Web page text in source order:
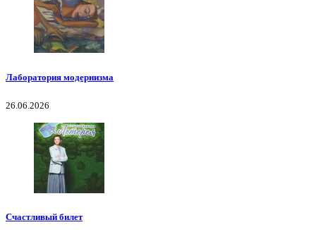
Лаборатория модернизма
26.06.2026
Счастливый билет